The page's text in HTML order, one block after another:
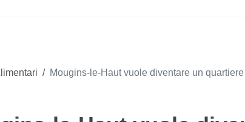
/ Mougins-le-Haut vuole diventare un